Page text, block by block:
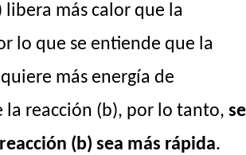
libera más calor que la
lo que se entiende que la
más energía de
la reacción (b), por lo tanto, se
(b) sea más rápida.